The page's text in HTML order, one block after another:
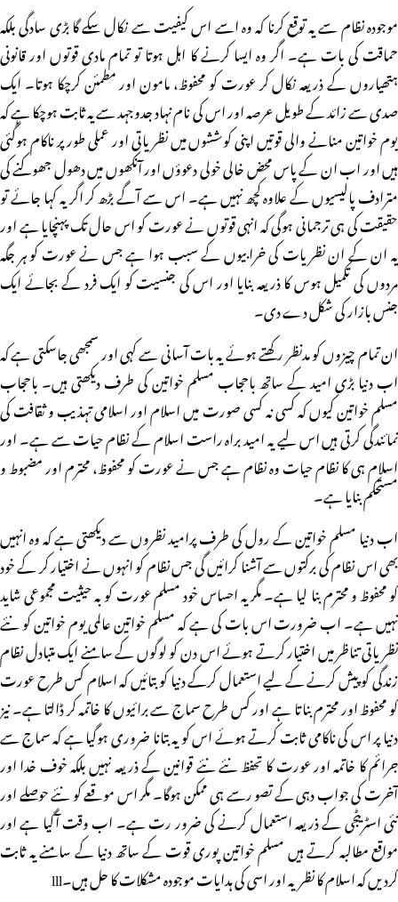
موجودہ نظام سے یہ توقع کرنا کہ وہ اسے اس کیفیت سے نکال سکے گا بڑی سادگی بلکہ
حماقت کی بات ہے۔ اگر وہ ایسا کرنے کا اہل ہوتا تو تمام مادی قوتوں اور قانونی
ہتھیاروں کے ذریعہ نکال کر عورت کو محفوظ، مامون اور مطمئن کرچکا ہوتا۔ ایک
صدی سے زائد کے طویل عرصہ اور اس کی نام نہاد جدوجہد سے یہ ثابت ہوچکا ہے کہ
یوم خواتین منانے والی قوتیں اپنی کوششوں میں نظریاتی اور عملی طور پر ناکام ہوگئی
ہیں اور اب ان کے پاس محض خالی خولی دعوؤں اور آنکھوں میں دھول جھوکنے کی
مترادف پالیسیوں کے علاوہ کچھ نہیں ہے۔ اس سے آگے بڑھ کر اگر یہ کہا جائے تو
حقیقت کی ہی ترجمانی ہوگی کہ انہی قوتوں نے عورت کو اس حال تک پہنچایا ہے اور
یہ ان کے ان نظریات کی خرابیوں کے سبب ہوا ہے جس نے عورت کو ہر جگہ
مردوں کی تکمیل ہوس کا ذریعہ بنایا اور اس کی جنسیت کو ایک فرد کے بجائے ایک
جنس بازار کی شکل دے دی۔
ان تمام چیزوں کو مدنظر رکھتے ہوئے یہ بات آسانی سے کہی اور سمجھی جاسکتی ہے کہ
اب دنیا بڑی امید کے ساتھ باحجاب مسلم خواتین کی طرف دیکھتی ہیں۔ باحجاب
مسلم خواتین کیوں کہ کسی نہ کسی صورت میں اسلام اور اسلامی تہذیب و ثقافت کی
نمائندگی کرتی ہیں اس لیے یہ امید براہ راست اسلام کے نظام حیات سے ہے۔ اور
اسلام ہی کا نظام حیات وہ نظام ہے جس نے عورت کو محفوظ، محترم اور مضبوط و
مستحکم بنایا ہے۔
اب دنیا مسلم خواتین کے رول کی طرف پرامید نظروں سے دیکھتی ہے کہ وہ انہیں
بھی اس نظام کی برکتوں سے آشنا کرائیں گی جس نظام کو انہوں نے اختیار کر کے خود
کو محفوظ و محترم بنا لیا ہے۔ مگر یہ احساس خود مسلم عورت کو بہ حیثیت مجموعی شاید
نہیں ہے۔ اب ضرورت اس بات کی ہے کہ مسلم خواتین عالمی یوم خواتین کو نئے
نظریاتی تناظر میں اختیار کرتے ہوئے اس دن کو لوگوں کے سامنے ایک متبادل نظام
زندگی کو پیش کرنے کے لیے استعمال کرکے دنیا کو بتائیں کہ اسلام کس طرح عورت
کو محفوظ اور محترم بناتا ہے اور کس طرح سماج سے برائیوں کا خاتمہ کر ڈالتا ہے۔ نیز
دنیا پر اس کی ناکامی ثابت کرتے ہوئے اس کو یہ بتانا ضروری ہوگیا ہے کہ سماج سے
جرائم کا خاتمہ اور عورت کا تحفظ نئے نئے قوانین کے ذریعہ نہیں بلکہ خوف خدا اور
آخرت کی جواب دہی کے تصو رسے ہی ممکن ہوگا۔ مگر اس موقعے کو نئے حوصلے اور
نئی اسٹریٹجی کے ذریعہ استعمال کرنے کی ضرور رت ہے۔ اب وقت آگیا ہے اور
مواقع مطالبہ کرتے ہیں مسلم خواتین پوری قوت کے ساتھ دنیا کے سامنے یہ ثابت
کردیں کہ اسلام کا نظریہ اور اسی کی ہدایات موجودہ مشکلات کا حل ہیں۔lll